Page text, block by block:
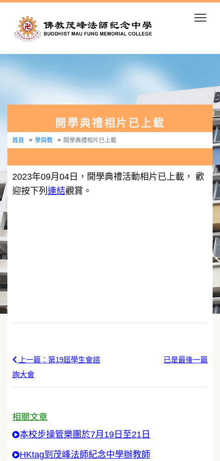
開學典禮相片已上載
首頁 學與教 開學典禮相片已上載
2023年09月 04 日，開學典禮活動相片已上載， 歡
迎按下列 連結觀賞。
上一篇：第19屆學生會諮
詢大會
已是最後一篇
相關文章
本校步操管樂團於7月19日至21日
HKtag到茂峰法師紀念中學辦教師